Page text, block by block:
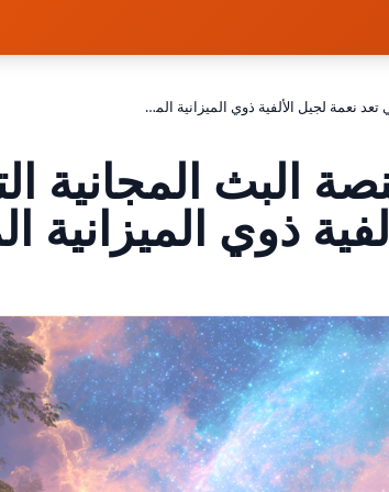
ستريمو – منصة البث المجانية التي تعد نعمة لجيل الألفية ذوي الميزانية المحدودة
البث المجانية
ذوي الميزانية